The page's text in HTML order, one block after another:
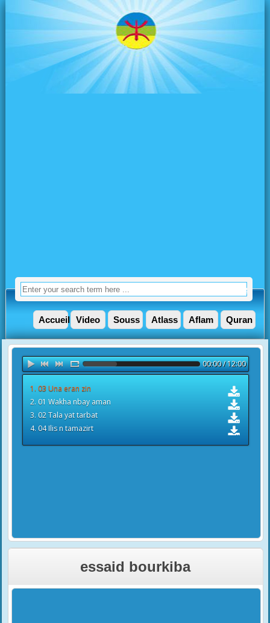
Accueil Video Souss Atlass Aflam Quran
essaid bourkiba